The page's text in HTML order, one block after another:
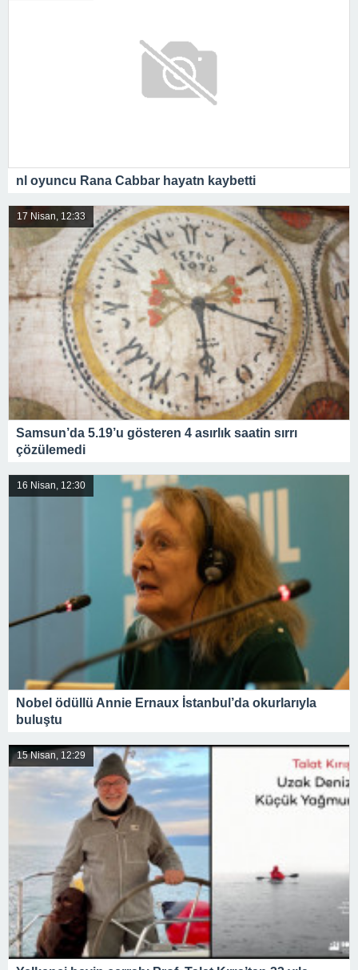
nl oyuncu Rana Cabbar hayatn kaybetti
17 Nisan, 12:33
Samsun’da 5.19’u gösteren 4 asırlık saatin sırrı
çözülemedi
16 Nisan, 12:30
Nobel ödüllü Annie Ernaux İstanbul’da okurlarıyla
buluştu
15 Nisan, 12:29